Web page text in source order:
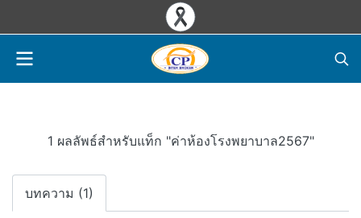
1 ผลลัพธ์สำหรับแท็ก "ค่าห้องโรงพยาบาล2567"
บทความ (1)